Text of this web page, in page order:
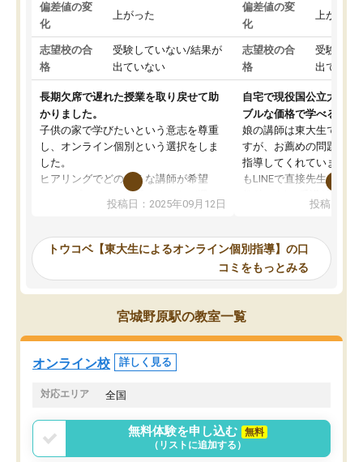
偏差値の変
化
上がった
志望校の合
格
受験していない/結果が
出ていない
長期欠席で遅れた授業を取り戻せて助
かりました。
子供の家で学びたいという意志を尊重
し、オンライン個別という選択をしま
した。
ヒアリングでどのような講師が希望
か、オプションは付帯するかなど選ぶ
事が出来ました。
ーティングを行い、その講師で良いか
見てから講師を決定する事ができま
す。
うちの子は、初回面談の講師の方で決
オンラインツールを使用した単語帳の
共有があり宿題もそちらで出される形
でした。
言う事で講師変更の申し出があり、あ
まりに短期での変更だった為、塾に通
う事にして退会しました。遅れも取り
投稿日：2025年09月12日
偏差値の変
化
上がった
志望校の合
格
受験して
出ていな
自宅で現役国公立大学生
ブルな価格で学べる
娘の講師は東大生では無
すが、お薦めの問題集や
指導してくれています。
もLINEで直接先生に質問
めれるので、個人に合
いなのがあり(有料)、受
ことをどんなスケジュー
くか相談したのですが、
ち期待したものではなく
内容でした。それでも明
やる気も出ましたし、苦
くなってきたようなので
投稿日：
トウコベ【東大生によるオンライン個別指導】の口
コミをもっとみる
宮城野原駅の教室一覧
オンライン校 詳しく見る
対応エリア 全国
無料体験を申し込む
無料
（リストに追加する）